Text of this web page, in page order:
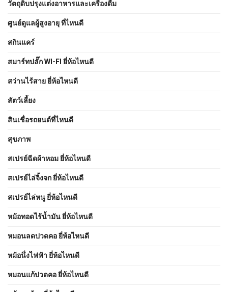
วัตถุดิบปรุงแต่งอาหารและเครื่องดื่ม
ศูนย์ดูแลผู้สูงอายุ ที่ไหนดี
สกินแคร์
สมาร์ทปลั๊ก WI-FI ยี่ห้อไหนดี
สว่านไร้สาย ยี่ห้อไหนดี
สัตว์เลี้ยง
สินเชื่อรถยนต์ที่ไหนดี
สุขภาพ
สเปรย์ฉีดผ้าหอม ยี่ห้อไหนดี
สเปรย์ไล่จิ้งจก ยี่ห้อไหนดี
สเปรย์ไล่หนู ยี่ห้อไหนดี
หม้อทอดไร้น้ำมัน ยี่ห้อไหนดี
หมอนลดปวดคอ ยี่ห้อไหนดี
หม้อนึ่งไฟฟ้า ยี่ห้อไหนดี
หมอนแก้ปวดคอ ยี่ห้อไหนดี